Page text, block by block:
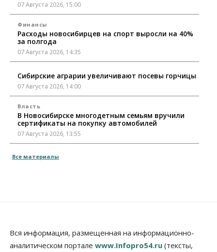
07 Августа 2026, 15:00
Финансы
Расходы новосибирцев на спорт выросли на 40%
за полгода
07 Августа 2026, 14:35
Сибирские аграрии увеличивают посевы горчицы
07 Августа 2026, 14:00
Власть
В Новосибирске многодетным семьям вручили
сертификаты на покупку автомобилей
07 Августа 2026, 13:55
Треть автовладельцев в Новосибирской области
07 Августа 2026, 12:35
Все материалы
Вся информация, размещенная на информационно-
аналитическом портале www.Infopro54.ru (тексты,